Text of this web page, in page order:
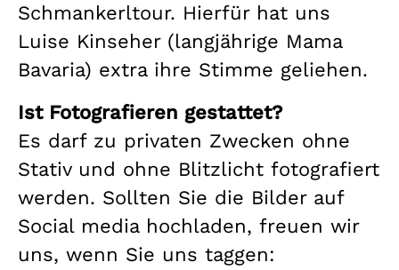
Schmankerltour. Hierfür hat uns
Luise Kinseher (langjährige Mama
Bavaria) extra ihre Stimme geliehen.
Ist Fotografieren gestattet?
Es darf zu privaten Zwecken ohne
Stativ und ohne Blitzlicht fotografiert
werden. Sollten Sie die Bilder auf
Social media hochladen, freuen wir
uns, wenn Sie uns taggen: